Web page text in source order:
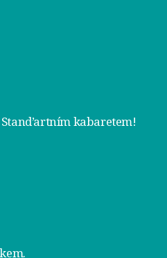
Stand’artním kabaretem!